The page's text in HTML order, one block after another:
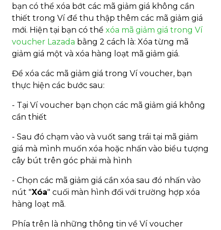
bạn có thể xóa bớt các mã giảm giá không cần
thiết trong Ví để thu thập thêm các mã giảm giá
mới. Hiện tại bạn có thể xóa mã giảm giá trong Ví
voucher Lazada bằng 2 cách là: Xóa từng mã
giảm giá một và xóa hàng loạt mã giảm giá.
Để xóa các mã giảm giá trong Ví voucher, bạn
thực hiện các bước sau:
- Tại Ví voucher bạn chọn các mã giảm giá không
cần thiết
- Sau đó chạm vào và vuốt sang trái tại mã giảm
giá mà mình muốn xóa hoặc nhấn vào biểu tượng
cây bút trên góc phải mà hình
- Chọn các mã giảm giá cần xóa sau đó nhấn vào
nút "Xóa" cuối màn hình đối với trường hợp xóa
hàng loạt mã.
Phía trên là những thông tin về Ví voucher